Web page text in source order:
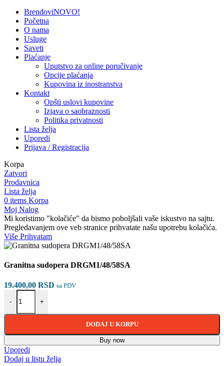
BrendoviNOVO!
Početna
O nama
Usluge
Saveti
Plaćanje
Uputstvo za online poručivanje
Opcije plaćanja
Kupovina iz inostranstva
Kontakt
Opšti uslovi kupovine
Izjava o saobraznosti
Politika privatnosti
Lista želja
Uporedi
Prijava / Registracija
Korpa
Zatvori
Prodavnica
Lista želja
0 items Korpa
Moj Nalog
Mi koristimo "kolačiće" da bismo poboljšali vaše iskustvo na sajtu.
Pregledavanjem ove veb stranice prihvatate našu upotrebu kolačića.
Više Više
Prihvatam
Granitna sudopera DRGM1/48/58SA
19.400,00 RSD sa PDV
-
Granitna sudopera DRGM1/48/58SA količina
+
DODAJ U KORPU
Buy now
Uporedi
Dodaj u listu želja